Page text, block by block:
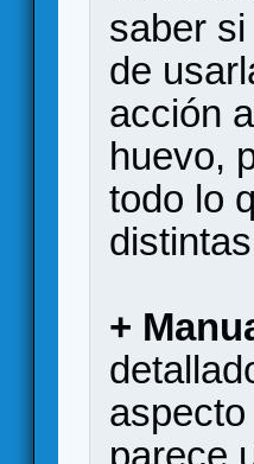
saber
de
acción
huevo,
todo lo
+